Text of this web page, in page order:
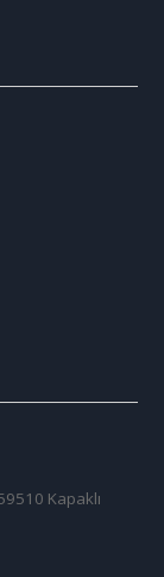
Kapaklı